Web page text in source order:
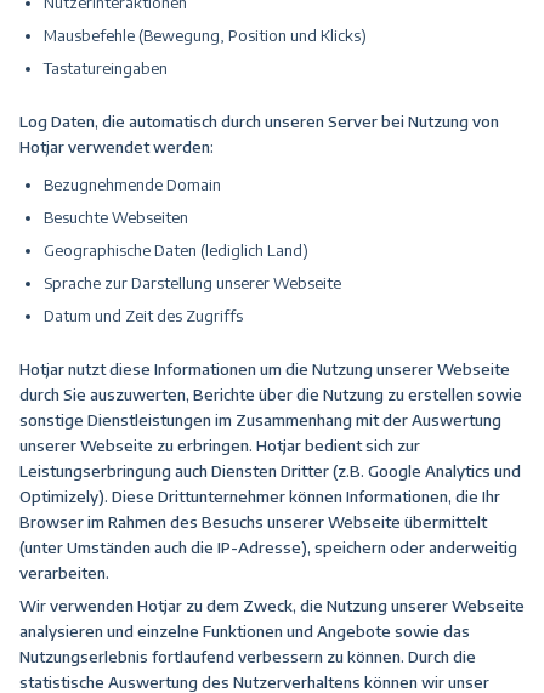
Mausbefehle (Bewegung, Position und Klicks)
Tastatureingaben
Log Daten, die automatisch durch unseren Server bei Nutzung von
Hotjar verwendet werden:
Bezugnehmende Domain
Besuchte Webseiten
Geographische Daten (lediglich Land)
Sprache zur Darstellung unserer Webseite
Datum und Zeit des Zugriffs
Hotjar nutzt diese Informationen um die Nutzung unserer Webseite
durch Sie auszuwerten, Berichte über die Nutzung zu erstellen sowie
sonstige Dienstleistungen im Zusammenhang mit der Auswertung
unserer Webseite zu erbringen. Hotjar bedient sich zur
Leistungserbringung auch Diensten Dritter (z.B. Google Analytics und
Optimizely). Diese Drittunternehmer können Informationen, die Ihr
Browser im Rahmen des Besuchs unserer Webseite übermittelt
(unter Umständen auch die IP-Adresse), speichern oder anderweitig
verarbeiten.
Wir verwenden Hotjar zu dem Zweck, die Nutzung unserer Webseite
analysieren und einzelne Funktionen und Angebote sowie das
Nutzungserlebnis fortlaufend verbessern zu können. Durch die
statistische Auswertung des Nutzerverhaltens können wir unser